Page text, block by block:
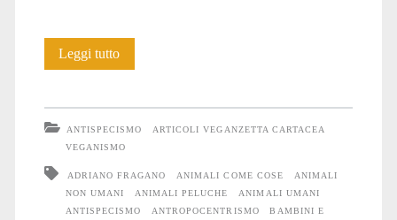
Leggi tuttoLo
dalla
culla:
il
ANTISPECISMO
ARTICOLI VEGANZETTA CARTACEA
VEGANISMO
ADRIANO FRAGANO ANIMALI COME COSE
ANIMALI
NON UMANI
ANIMALI PELUCHE
ANIMALI UMANI
ANTISPECISMO
ANTROPOCENTRISMO
BAMBINI E